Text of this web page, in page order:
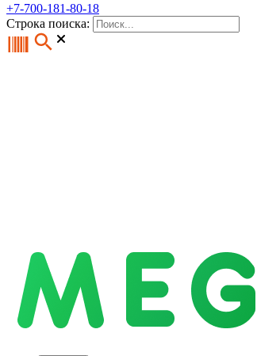
+7-700-181-80-18
Строка поиска: